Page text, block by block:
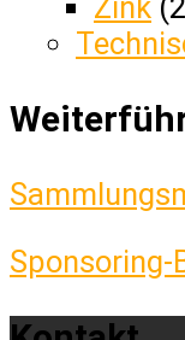
Zink
Sponsoring-